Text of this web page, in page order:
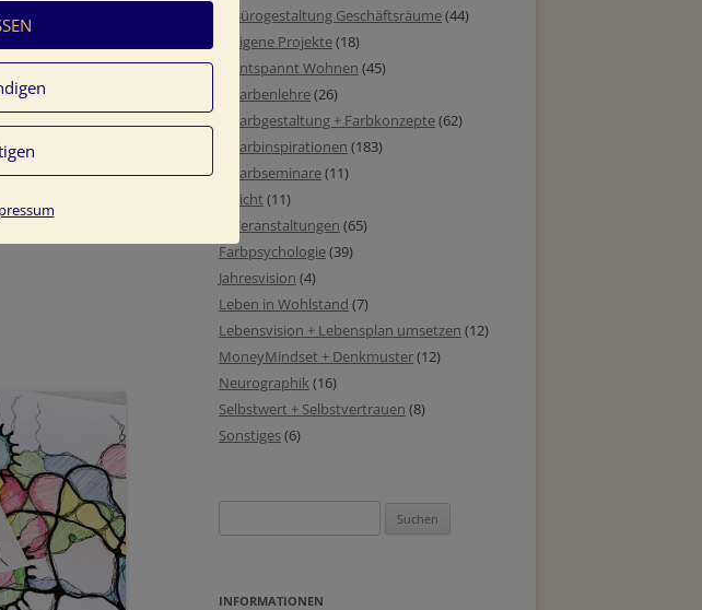
Bürogestaltung Geschäftsräume(44)
eigene Projekte(18)
entspannt Wohnen (45)
Farbenlehre(26)
Farbgestaltung + Farbkonzepte(62)
Farbinspirationen (183)
Farbseminare(11)
Licht (11)
Veranstaltungen (65)
Farbpsychologie(39)
Jahresvision (4)
Leben in Wohlstand (7)
Lebensvision + Lebensplan umsetzen (12)
MoneyMindset + Denkmuster(12)
Neurographik(16)
Selbstwert + Selbstvertrauen (8)
Sonstiges(6)
nach:
INFORMATIONEN